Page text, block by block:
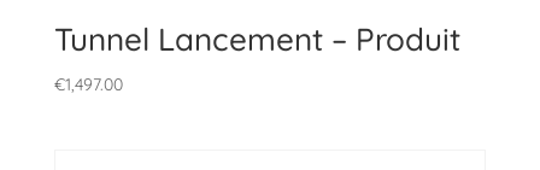
Tunnel Lancement – Produit
€1,497.00